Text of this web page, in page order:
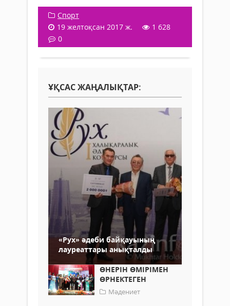
Спорт
19 желтоқсан 2017 ж.
1 628
0
ҰҚСАС ЖАҢАЛЫҚТАР:
«Рух» әдеби байқауының
лауреаттары анықталды
ӨНЕРІН ӨМІРІМЕН
ӨРНЕКТЕГЕН
Мәдениет